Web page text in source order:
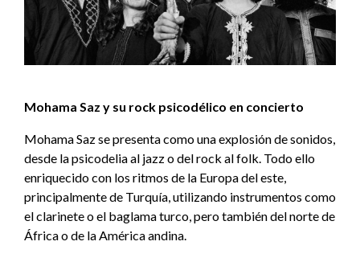
Mohama Saz y su rock psicodélico en concierto
Mohama Saz se presenta como una explosión de sonidos,
desde la psicodelia al jazz o del rock al folk. Todo ello
enriquecido con los ritmos de la Europa del este,
principalmente de Turquía, utilizando instrumentos como
el clarinete o el baglama turco, pero también del norte de
África o de la América andina.